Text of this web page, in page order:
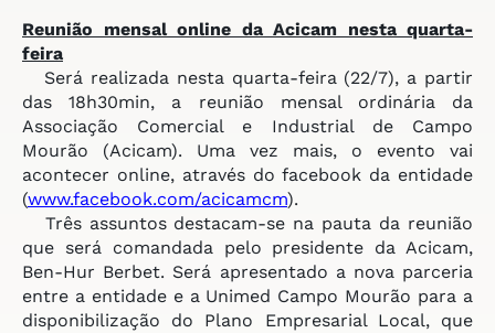
Reunião mensal online da Acicam nesta quarta-
feira
Será realizada nesta quarta-feira (22/7), a partir
das 18h30min, a reunião mensal ordinária da
Associação Comercial e Industrial de Campo
Mourão (Acicam). Uma vez mais, o evento vai
acontecer online, através do facebook da entidade
(www.facebook.com/acicamcm).
Três assuntos destacam-se na pauta da reunião
que será comandada pelo presidente da Acicam,
Ben-Hur Berbet. Será apresentado a nova parceria
entre a entidade e a Unimed Campo Mourão para a
disponibilização do Plano Empresarial Local, que